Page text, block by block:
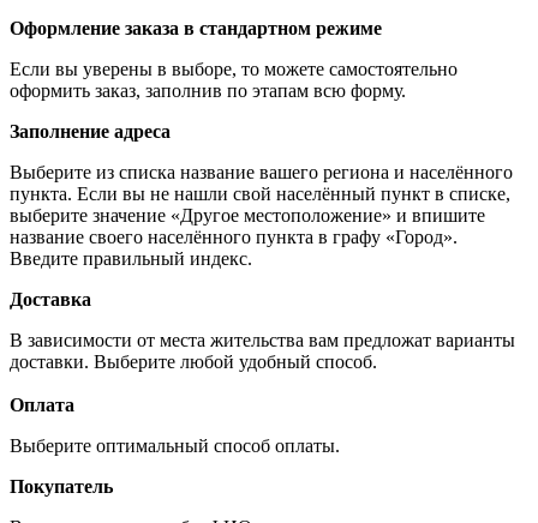
Оформление заказа в стандартном режиме
Если вы уверены в выборе, то можете самостоятельно
оформить заказ, заполнив по этапам всю форму.
Заполнение адреса
Выберите из списка название вашего региона и населённого
пункта. Если вы не нашли свой населённый пункт в списке,
выберите значение «Другое местоположение» и впишите
название своего населённого пункта в графу «Город».
Введите правильный индекс.
Доставка
В зависимости от места жительства вам предложат варианты
доставки. Выберите любой удобный способ.
Оплата
Выберите оптимальный способ оплаты.
Покупатель